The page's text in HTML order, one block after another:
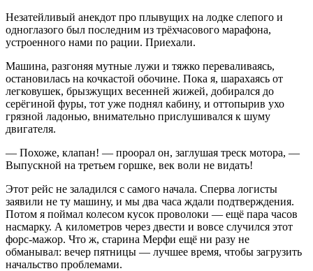
Незатейливый анекдот про плывущих на лодке слепого и
одноглазого был последним из трёхчасового марафона,
устроенного нами по рации. Приехали.
Машина, разгоняя мутные лужи и тяжко переваливаясь,
остановилась на кочкастой обочине. Пока я, шарахаясь от
легковушек, брызжущих весенней жижей, добирался до
серёгиной фуры, тот уже поднял кабину, и оттопырив ухо
грязной ладонью, внимательно прислушивался к шуму
двигателя.
— Похоже, клапан! — проорал он, заглушая треск мотора, —
Выпускной на третьем горшке, век воли не видать!
Этот рейс не заладился с самого начала. Сперва логисты
заявили не ту машину, и мы два часа ждали подтверждения.
Потом я поймал колесом кусок проволоки — ещё пара часов
насмарку. А километров через двести и вовсе случился этот
форс-мажор. Что ж, старина Мерфи ещё ни разу не
обманывал: вечер пятницы — лучшее время, чтобы загрузить
начальство проблемами.